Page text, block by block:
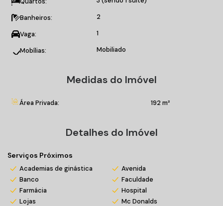
Interfone;
Piscina.
Para mais informações, entre em contato conosco!
*Valores sujeitos a alteração sem prévio aviso
Banheiros: 2
Vaga: 1
Mobílias: Mobiliado
Medidas do Imóvel
Área Privada: 192 m²
Detalhes do Imóvel
Serviços Próximos
Academias de ginástica
Avenida
Banco
Faculdade
Farmácia
Hospital
Lojas
Mc Donalds